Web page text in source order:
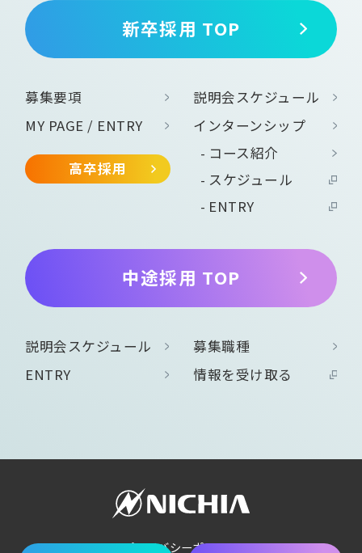
新卒採用 TOP
募集要項
説明会スケジュール
MY PAGE / ENTRY
インターンシップ
コース紹介
スケジュール
ENTRY
高卒採用
中途採用 TOP
説明会スケジュール
募集職種
ENTRY
情報を受け取る
プライバシーポリシー